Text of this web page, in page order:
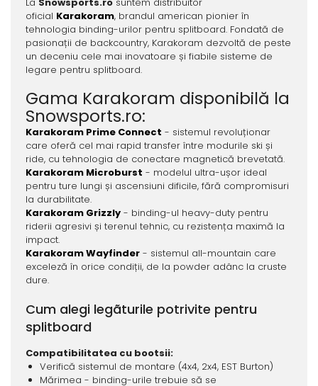
oficial Karakoram, brandul american pionier în
tehnologia binding-urilor pentru splitboard. Fondată de
pasionații de backcountry, Karakoram dezvoltă de peste
un deceniu cele mai inovatoare și fiabile sisteme de
legare pentru splitboard.
Gama Karakoram disponibilă la
Snowsports.ro:
Karakoram Prime Connect - sistemul revoluționar
care oferă cel mai rapid transfer între modurile ski și
ride, cu tehnologia de conectare magnetică brevetată.
Karakoram Microburst - modelul ultra-ușor ideal
pentru ture lungi și ascensiuni dificile, fără compromisuri
la durabilitate.
Karakoram Grizzly- binding-ul heavy-duty pentru
riderii agresivi și terenul tehnic, cu rezistența maximă la
impact.
Karakoram Wayfinder- sistemul all-mountain care
exceleză în orice condiții, de la powder adânc la cruste
dure.
Cum alegi legãturile potrivite pentru
splitboard
Compatibilitatea cu bootsii:
Verifică sistemul de montare (4x4, 2x4, EST Burton)
Mărimea - binding-urile trebuie să se